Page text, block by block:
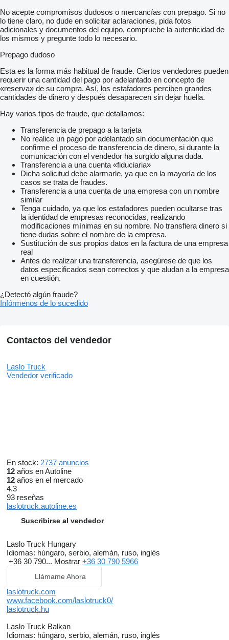
No acepte compromisos dudosos o mercancías con prepago. Si no
lo tiene claro, no dude en solicitar aclaraciones, pida fotos
adicionales y documentos del equipo, compruebe la autenticidad de
los mismos y pregunte todo lo necesario.
Prepago dudoso
Esta es la forma más habitual de fraude. Ciertos vendedores pueden
requerir una cantidad del pago por adelantado en concepto de
«reserva» de su compra. Así, los estafadores perciben grandes
cantidades de dinero y después desaparecen sin dejar huella.
Hay varios tipos de fraude, que detallamos:
Transferencia de prepago a la tarjeta
No realice un pago por adelantado sin documentación que
confirme el proceso de transferencia de dinero, si durante la
comunicación con el vendedor ha surgido alguna duda.
Transferencia a una cuenta «fiduciaria»
Dicha solicitud debe alarmarle, ya que en la mayoría de los
casos se trata de fraudes.
Transferencia a una cuenta de una empresa con un nombre
similar
Tenga cuidado, ya que los estafadores pueden ocultarse tras
la identidad de empresas reconocidas, realizando
modificaciones mínimas en su nombre. No transfiera dinero si
tiene dudas sobre el nombre de la empresa.
Sustitución de sus propios datos en la factura de una empresa
real
Antes de realizar una transferencia, asegúrese de que los
datos especificados sean correctos y que aludan a la empresa
en cuestión.
¿Detectó algún fraude?
Infórmenos de lo sucedido
Contactos del vendedor
Laslo Truck
Vendedor verificado
En stock: 2737 anuncios
12 años en Autoline
12 años en el mercado
4.3
93 reseñas
laslotruck.autoline.es
Suscribirse al vendedor
Laslo Truck Hungary
Idiomas: húngaro, serbio, alemán, ruso, inglés
+36 30 790... Mostrar +36 30 790 5966
Llámame Ahora
laslotruck.com
www.facebook.com/laslotruck0/
laslotruck.hu
Laslo Truck Balkan
Idiomas: húngaro, serbio, alemán, ruso, inglés